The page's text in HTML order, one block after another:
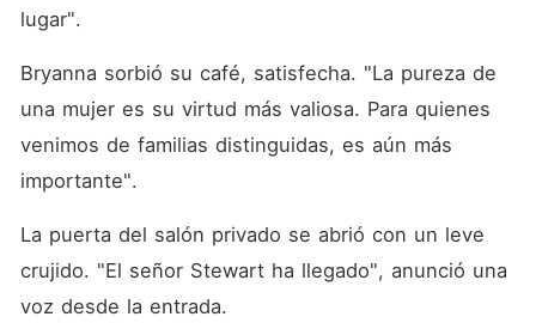
lugar".
Bryanna sorbió su café, satisfecha. "La pureza de
una mujer es su virtud más valiosa. Para quienes
venimos de familias distinguidas, es aún más
importante".
La puerta del salón privado se abrió con un leve
crujido. "El señor Stewart ha llegado", anunció una
voz desde la entrada.